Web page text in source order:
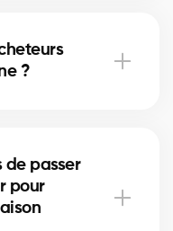
Nos courtiers
?
des acheteurs
de passer
pour